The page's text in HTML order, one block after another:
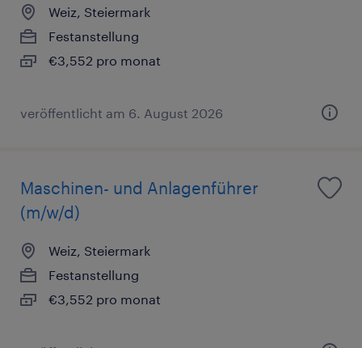
Weiz, Steiermark
Festanstellung
€3,552 pro monat
veröffentlicht am 6. August 2026
Maschinen- und Anlagenführer
(m/w/d)
Weiz, Steiermark
Festanstellung
€3,552 pro monat